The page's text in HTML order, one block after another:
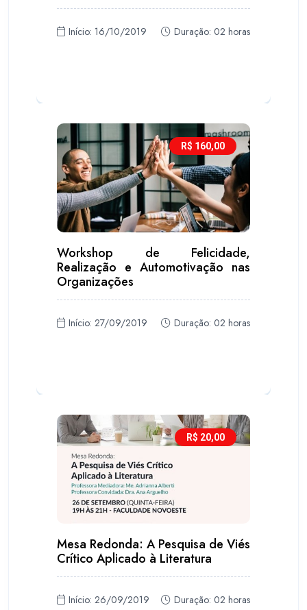
Início: 16/10/2019 Duração: 02 horas
R$ 160,00
Workshop de Felicidade,
Realização e Automotivação nas
Organizações
Início: 27/09/2019 Duração: 02 horas
R$ 20,00
Mesa Redonda: A Pesquisa de Viés
Crítico Aplicado à Literatura
Início: 26/09/2019 Duração: 02 horas